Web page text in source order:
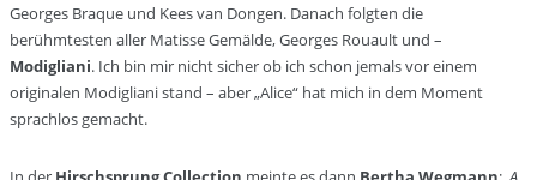
Georges Braque und Kees van Dongen. Danach folgten die
berühmtesten aller Matisse Gemälde, Georges Rouault und –
Modigliani. Ich bin mir nicht sicher ob ich schon jemals vor einem
originalen Modigliani stand – aber „Alice“ hat mich in dem Moment
sprachlos gemacht.